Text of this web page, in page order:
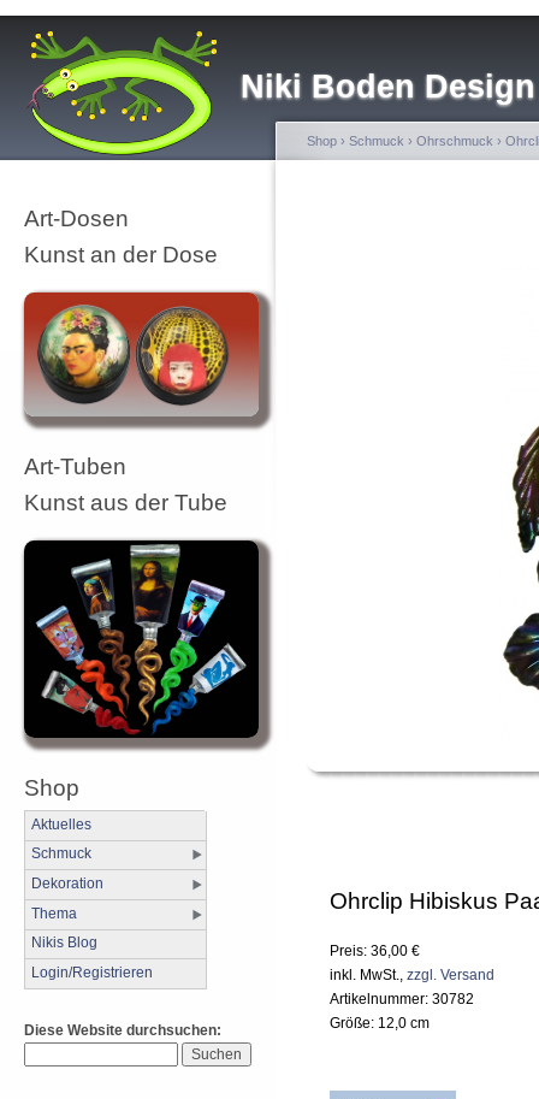
Niki Boden Design
Art-Dosen
Kunst an der Dose
Art-Tuben
Kunst aus der Tube
Shop
Aktuelles
Schmuck
Dekoration
Thema
Nikis Blog
Login/Registrieren
Diese Website durchsuchen:
Shop › Schmuck › Ohrschmuck ›
Ohrclip Hibiskus
Preis: 36,00 €
inkl. MwSt., zzgl. Versand
Artikelnummer: 30782
Größe: 12,0 cm